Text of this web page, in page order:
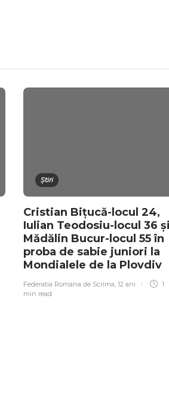
Știri
Cristian Bițucă-locul 24,
Iulian Teodosiu-locul 36
Mădălin Bucur-locul 55 în
proba de sabie juniori la
Mondialele de la Plovdiv
Federatia Romana de Scrima, 12 ani
1
min read